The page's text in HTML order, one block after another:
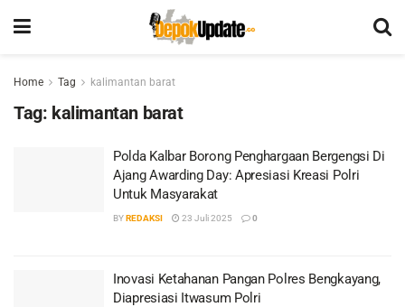
Home Tag kalimantan barat
Tag: kalimantan barat
Polda Kalbar Borong Penghargaan Bergengsi Di
Ajang Awarding Day: Apresiasi Kreasi Polri
Untuk Masyarakat
BYREDAKSI 23 Juli 2025 0
Inovasi Ketahanan Pangan Polres Bengkayang,
Diapresiasi Itwasum Polri